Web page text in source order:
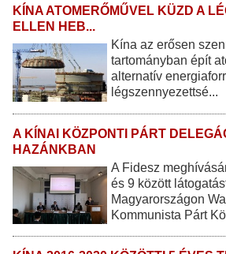
KÍNA ATOMERŐMŰVEL KÜZD A
ELLEN HEB...
Kína az erősen
tartományban épít
alternatív
légszennyezettsé...
A KÍNAI KÖZPONTI PÁRT
HAZÁNKBAN
A Fidesz
és 9 között
Magyarországon
Kommunista Párt